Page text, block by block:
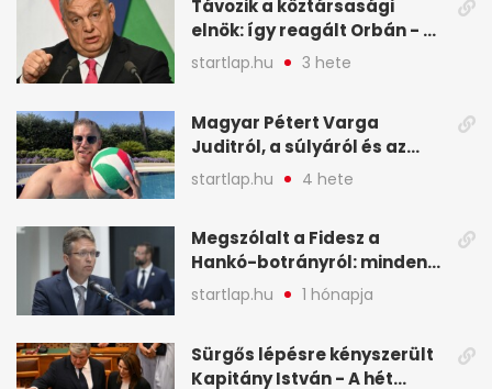
Távozik a köztársasági
elnök: így reagált Orbán - A
hét legfontosabb hírei
képekben
startlap.hu 3 hete
Magyar Pétert Varga
Juditról, a súlyáról és az
alvásidejéről is faggatták a
Redditen, sok kérdésre sírva
A hét legfontosabb hírei
képekben
startlap.hu 4 hete
Megszólalt a Fidesz a
Hankó-botrányról: minden
forint jó helyre ment - A hét
legfontosabb hírei
startlap.hu 1 hónapja
Sürgős lépésre kényszerült
Kapitány István - A hét